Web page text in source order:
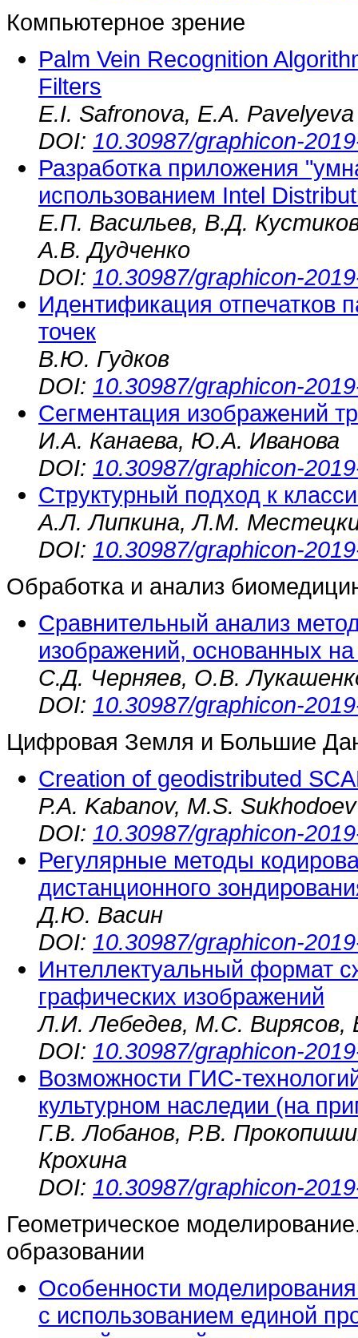
Компьютерное зрение
Palm Vein Recognition
Filters
E.I. Safronova, E.A. Pavelyeva
DOI: 10.30987/graphicon-
Разработка приложения
использованием Intel
Е.П. Васильев, В.Д.
А.В. Дудченко
DOI: 10.30987/graphicon-
Идентификация отпечатков
точек
В.Ю. Гудков
DOI: 10.30987/graphicon-
Сегментация изображений
И.А. Канаева, Ю.А. Иванова
DOI: 10.30987/graphicon-
Структурный подход к
А.Л. Липкина, Л.М.
DOI: 10.30987/graphicon-
Обработка и анализ
Сравнительный анализ
изображений, основанных
С.Д. Черняев, О.В.
DOI: 10.30987/graphicon-
Цифровая Земля и Большие
Creation of geodistributed
P.A. Kabanov, M.S. Sukhodoev
DOI: 10.30987/graphicon-
Регулярные методы
дистанционного
Д.Ю. Васин
DOI: 10.30987/graphicon-
Интеллектуальный формат
графических изображений
Л.И. Лебедев, М.С. Вирясов,
DOI: 10.30987/graphicon-
Возможности ГИС-
культурном наследии (на
Г.В. Лобанов, Р.В.
Крохина
DOI: 10.30987/graphicon-
Геометрическое
образовании
Особенности
с использованием единой